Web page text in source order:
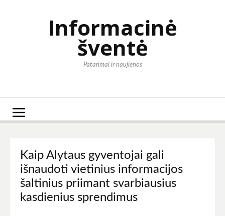
Informacinė
šventė
Patarimai ir naujienos
Kaip Alytaus gyventojai gali
išnaudoti vietinius informacijos
šaltinius priimant svarbiausius
kasdienius sprendimus